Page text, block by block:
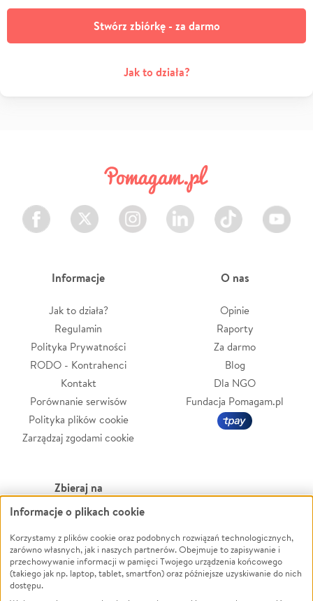
Stwórz zbiórkę - za darmo
Jak to działa?
Facebook Twitter Instagram LinkedIn TikTok Youtube
Informacje
Jak to działa?
Regulamin
Polityka Prywatności
RODO - Kontrahenci
Kontakt
Porównanie serwisów
Polityka plików cookie
Zarządzaj zgodami cookie
O nas
Opinie
Raporty
Za darmo
Blog
Dla NGO
Fundacja Pomagam.pl
Zbieraj na
Leczenie
Zwierzęta
Pożar
Ukraina
Powódź
Wichura
NGO
Informacje o plikach cookie
Korzystamy z plików cookie oraz podobnych rozwiązań technologicznych,
zarówno własnych, jak i naszych partnerów. Obejmuje to zapisywanie i
przechowywanie informacji w pamięci Twojego urządzenia końcowego
(takiego jak np. laptop, tablet, smartfon) oraz późniejsze uzyskiwanie do nich
dostępu.